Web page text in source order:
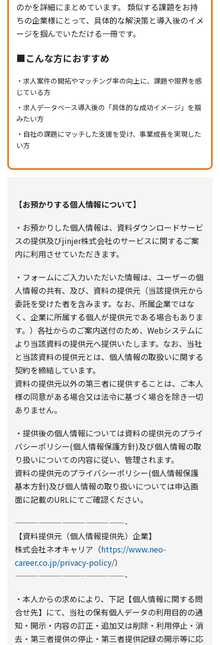
のかを詳細にまとめています。 類似する課題をお持
ちの企業様にとって、具体的な解決策と導入後のイメ
ージを掴んでいただける一冊です。
■こんな方におすすめ
求人案件の開拓やマッチング率の向上に、課題や限界を感
じている方
求人データベース導入後の「具体的な成功イメージ」を掴
みたい方
自社の課題にマッチした支援を受け、事業成長を実現した
い方
【お預かりする個人情報について】
・お預かりした個人情報は、資料ダウンロードサービ
スの提供及びjinjer株式会社のサービスに関するご案
内に利用させていただきます。
・フォームにご入力いただいた情報は、ユーザーの個
人情報の共有、及び、資料の提供元（当該提供元から
委託を受けた者を含みます。なお、所属企業ではな
く、企業に所属する個人が提供元である場合もありま
す。）各社からのご案内送付のため、Webシステムに
より当該資料の提供元へ提供いたします。なお、当社
と当該資料の提供元とは、個人情報の取扱いに関する
契約を締結しています。
資料の提供元以外の第三者に提供することは、ご本人
様の同意がある場合又は法令に基づく場合を除き一切
ありません。
・提供後の個人情報については資料の提供元のプライ
バシーポリシー(個人情報保護方針)及び個人情報の取
り扱いについての内容に従い、管理されます。
資料の提供元のプライバシーポリシー(個人情報保護
基本方針)及び個人情報の取り扱いについては申込画
面に記載のURLにてご確認ください。
——————————————-
【資料提供元（個人情報提供先）企業】
株式会社ネオキャリア（https://www.neo-
career.co.jp/privacy-policy/）
——————————————-
・本人からの求めにより、下記【個人情報に関する問
合せ先】にて、当社の保有個人データの利用目的の通
知・開示・内容の訂正・追加又は削除・利用停止・消
去・第三者提供の停止・第三者提供記録の開示等に応